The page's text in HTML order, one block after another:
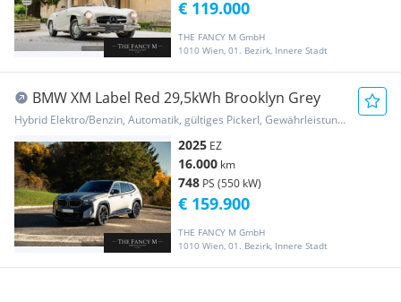
THE FANCY M GmbH
1010 Wien, 01. Bezirk, Innere Stadt
€ 119.000
BMW XM Label Red 29,5kWh Brooklyn Grey
Hybrid Elektro/Benzin, Automatik, gültiges Pickerl, Gewährleistung, Garantie
2025 EZ
16.000 km
748 PS (550 kW)
THE FANCY M GmbH
1010 Wien, 01. Bezirk, Innere Stadt
€ 159.900